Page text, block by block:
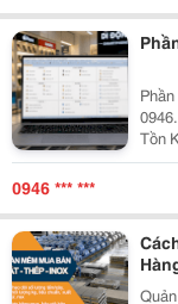
0946.111.675 ✔️
Tồn Kho. ✔️ Bán Hàng, Nhập -
Doanh Thu. ✔️ Theo Dõi
0946 *** ***